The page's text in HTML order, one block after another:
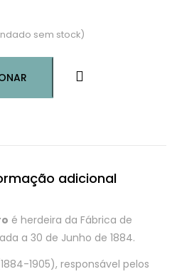
sem stock)
adicional
é herdeira da Fábrica de
a 30 de Junho de 1884.
1905), responsável pelos